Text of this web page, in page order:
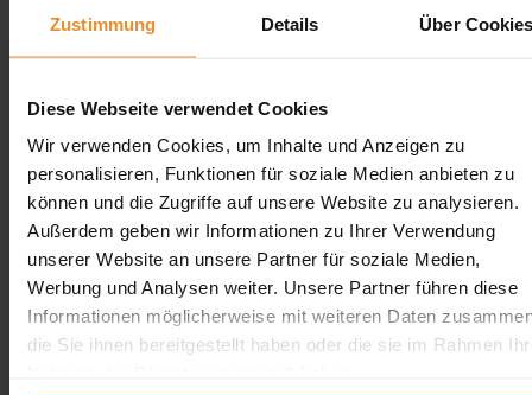
Zustimmung Details Über
Diese Webseite verwendet Cookies
Wir verwenden Cookies, um Inhalte und Anzeigen zu
personalisieren, Funktionen für soziale Medien anbieten zu
können und die Zugriffe auf unsere Website zu analysieren.
Außerdem geben wir Informationen zu Ihrer Verwendung
unserer Website an unsere Partner für soziale Medien,
Werbung und Analysen weiter. Unsere Partner führen diese
Informationen möglicherweise mit weiteren Daten
die Sie ihnen bereitgestellt haben oder die sie im Rahmen
Tankentsorgung
Leistungen
Tankreinigung
Tanksanierung
Neutankanlage
Heizöl-Ankauf
Erdtank stilllegen
Erdtank stilllegen vor Ort